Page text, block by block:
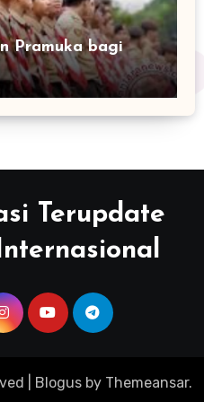
Pramuka bagi
Terupdate
Blogusby Themeansar.